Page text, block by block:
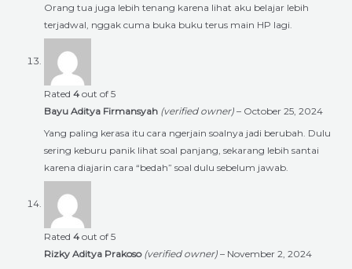
Orang tua juga lebih tenang karena lihat aku belajar lebih
terjadwal, nggak cuma buka buku terus main HP lagi.
Rated 4 out of 5
Bayu Aditya Firmansyah (verified owner) – October 25, 2024
Yang paling kerasa itu cara ngerjain soalnya jadi berubah. Dulu
sering keburu panik lihat soal panjang, sekarang lebih santai
karena diajarin cara “bedah” soal dulu sebelum jawab.
Rated 4 out of 5
Rizky Aditya Prakoso (verified owner) – November 2, 2024